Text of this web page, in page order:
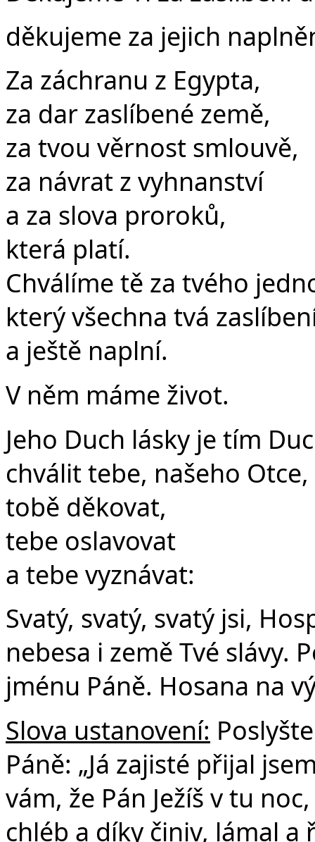
děkujeme za jejich
Za záchranu z Egypta,
za dar zaslíbené země,
za tvou věrnost smlouvě,
za návrat z vyhnanství
a za slova proroků,
která platí.
Chválíme tě za tvého
který všechna tvá
a ještě naplní.
V něm máme život.
Jeho Duch lásky je tím
chválit tebe, našeho Otce,
tobě děkovat,
tebe oslavovat
a tebe vyznávat:
Svatý, svatý, svatý jsi,
nebesa i země Tvé slávy.
jménu Páně. Hosana na
Slova ustanovení:
Páně: „Já zajisté přijal
vám, že Pán Ježíš v tu
chléb a díky činiv, lámal a